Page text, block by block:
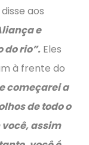
aos
e
do rio”. Eles
à frente do
começarei a
de todo o
você, assim